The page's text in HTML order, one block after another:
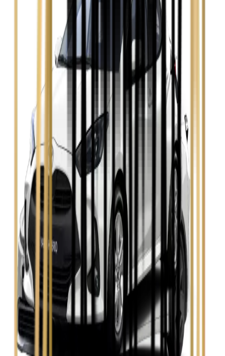
Opel Insignia
Seat Leon
Skoda Fabia
Zobacz
Skoda Kamiq
Zobacz
Skoda Octavia
Zobacz
Toyota Avensis
Zobacz
Toyota Camry
Zobacz